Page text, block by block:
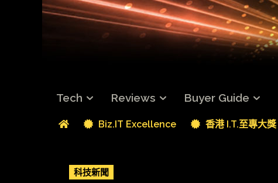
Tech Reviews Buyer Guide
Biz.IT Excellence 香港 I.T.至專大獎
科技新聞